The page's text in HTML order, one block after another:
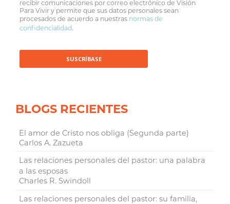
recibir comunicaciones por correo electrónico de Visión
Para Vivir y permite que sus datos personales sean
procesados de acuerdo a nuestras normas de
confidencialidad.
BLOGS RECIENTES
El amor de Cristo nos obliga (Segunda parte)
Carlos A. Zazueta
Las relaciones personales del pastor: una palabra
a las esposas
Charles R. Swindoll
Las relaciones personales del pastor: su familia,